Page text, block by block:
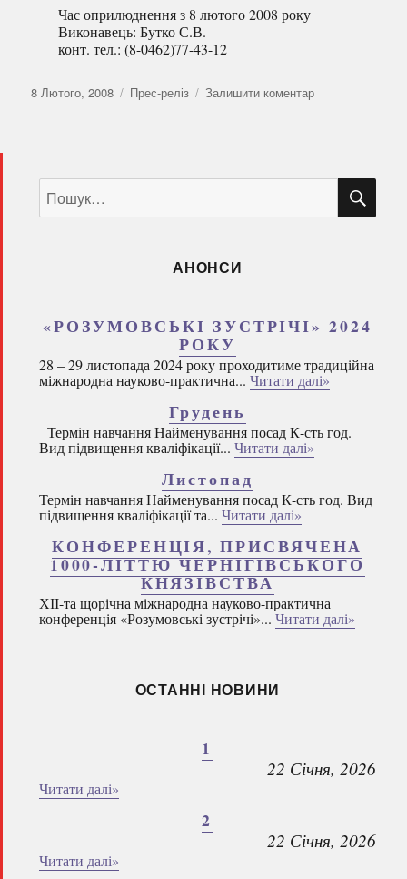
Час оприлюднення з 8 лютого 2008 року
Виконавець: Бутко С.В.
конт. тел.: (8-0462)77-43-12
Оприлюднено
8 Лютого, 2008 Категорії
Прес-реліз Залишити коментардо
за
запитом:
АНОНСИ
«РОЗУМОВСЬКІ ЗУСТРІЧІ» 2024
РОКУ
28 – 29 листопада 2024 року проходитиме традиційна
міжнародна науково-практична... Читати далі»
Грудень
Термін навчання Найменування посад К-сть год.
Вид підвищення кваліфікації... Читати далі»
Листопад
Термін навчання Найменування посад К-сть год. Вид
підвищення кваліфікації та... Читати далі»
КОНФЕРЕНЦІЯ, ПРИСВЯЧЕНА
1000-ЛІТТЮ ЧЕРНІГІВСЬКОГО
КНЯЗІВСТВА
ХІІ-та щорічна міжнародна науково-практична
конференція «Розумовські зустрічі»... Читати далі»
ОСТАННІ НОВИНИ
1
22 Січня, 2026
Читати далі»
2
22 Січня, 2026
Читати далі»